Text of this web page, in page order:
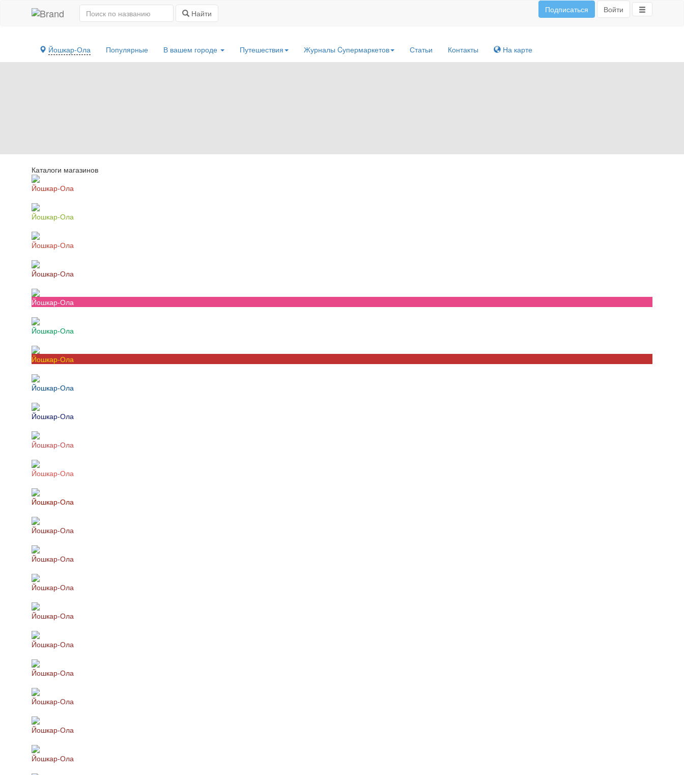
Найти Подписаться Войти
Йошкар-Ола Популярные В вашем городе Путешествия Журналы Cупермаркетов Статьи Контакты На карте
Каталоги магазинов
Йошкар-Ола
Йошкар-Ола
Йошкар-Ола
Йошкар-Ола
Йошкар-Ола
Йошкар-Ола
Йошкар-Ола
Йошкар-Ола
Йошкар-Ола
Йошкар-Ола
Йошкар-Ола
Йошкар-Ола
Йошкар-Ола
Йошкар-Ола
Йошкар-Ола
Йошкар-Ола
Йошкар-Ола
Йошкар-Ола
Йошкар-Ола
Йошкар-Ола
Йошкар-Ола